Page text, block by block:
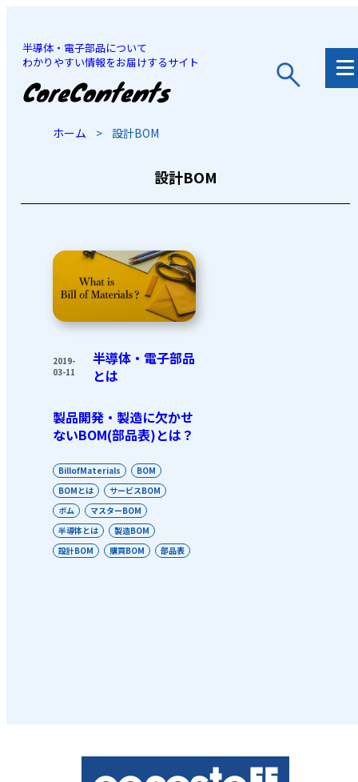
半導体・電子部品について
わかりやすい情報をお届けするサイト
JP
ホーム > 設計BOM
設計BOM
2019-
03-11
半導体・電子部品
とは
製品開発・製造に欠かせ
ないBOM(部品表)とは？
BillofMaterials
BOM
BOMとは
サービスBOM
ボム
マスターBOM
半導体とは
製造BOM
設計BOM
購買BOM 部品表